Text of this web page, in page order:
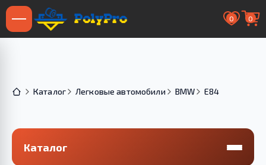
0 0
Каталог Легковые автомобили BMW E84
Каталог